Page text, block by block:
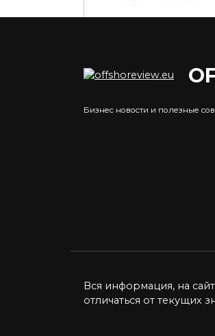
Курс фунта к
прогнозы
Бизнес новости и полезные
Вся информация, на
отличаться от текущих